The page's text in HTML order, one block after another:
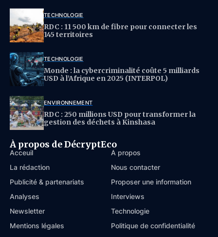
TECHNOLOGIE
RDC : 11 500 km de fibre pour connecter les
145 territoires
TECHNOLOGIE
Monde : la cybercriminalité coûte 5 milliards
USD à l’Afrique en 2025 (INTERPOL)
ENVIRONNEMENT
RDC : 250 millions USD pour transformer la
gestion des déchets à Kinshasa
À propos de DécryptEco
Acceuil
À propos
La rédaction
Nous contacter
Publicité & partenariats
Proposer une information
Analyses
Interviews
Newsletter
Technologie
Mentions légales
Politique de confidentialité